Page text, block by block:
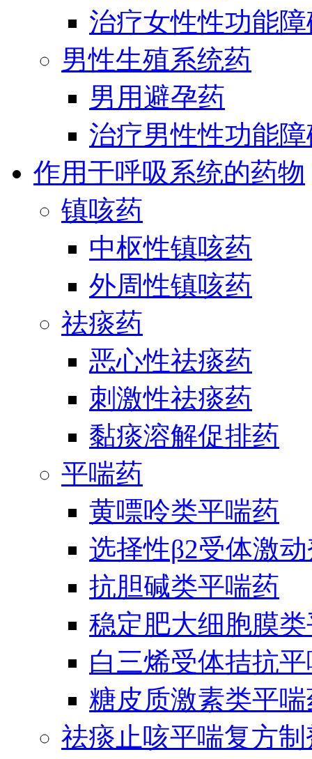
治疗女性性功能
男性生殖系统药
男用避孕药
治疗男性性功能
作用于呼吸系统的药物
镇咳药
中枢性镇咳药
外周性镇咳药
祛痰药
恶心性祛痰药
刺激性祛痰药
黏痰溶解促排药
平喘药
黄嘌呤类平喘药
选择性β2受体激
抗胆碱类平喘药
稳定肥大细胞膜
白三烯受体拮抗
糖皮质激素类平
祛痰止咳平喘复方制